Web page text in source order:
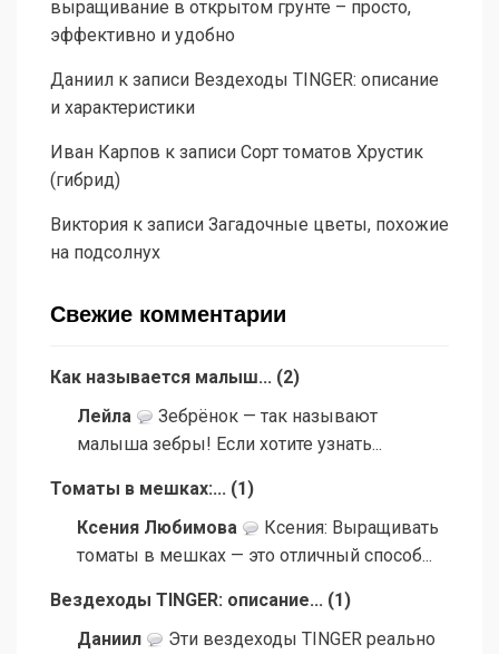
выращивание в открытом грунте – просто,
эффективно и удобно
Даниил к записи Вездеходы TINGER: описание
и характеристики
Иван Карпов к записи Сорт томатов Хрустик
(гибрид)
Виктория к записи Загадочные цветы, похожие
на подсолнух
Свежие комментарии
Как называется малыш... (2)
Лейла
Зебрёнок — так называют
малыша зебры! Если хотите узнать...
Томаты в мешках:... (1)
Ксения Любимова
Ксения: Выращивать
томаты в мешках — это отличный способ...
Вездеходы TINGER: описание... (1)
Даниил
Эти вездеходы TINGER реально